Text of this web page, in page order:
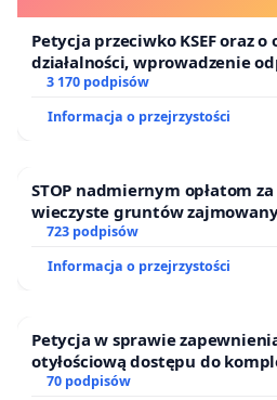
Petycja przeciwko KSEF oraz
działalności, wprowadzenie
finansowej kluczowych
3 170 podpisów
Informacja o przejrzystości
STOP nadmiernym opłatom
wieczyste gruntów
ogrody działkowe.
723 podpisów
Informacja o przejrzystości
Petycja w sprawie
otyłościową dostępu do
oraz programów
70 podpisów